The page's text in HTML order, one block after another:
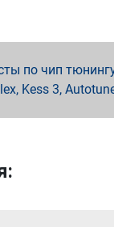
по чип
Kess 3,